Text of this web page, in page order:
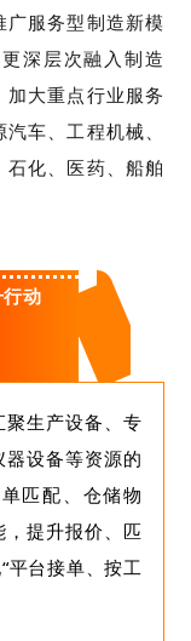
广服务型制造新模
深层次融入制造
加大重点行业服务
车、工程机械、
化、医药、船舶
动
生产设备、专
设备等资源的
匹配、仓储物
提升报价、匹
平台接单、按工